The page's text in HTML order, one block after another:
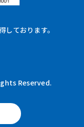
ております。
Reserved.